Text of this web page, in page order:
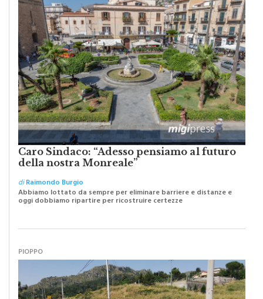
Caro Sindaco: “Adesso pensiamo al futuro
della nostra Monreale”
diRaimondo Burgio